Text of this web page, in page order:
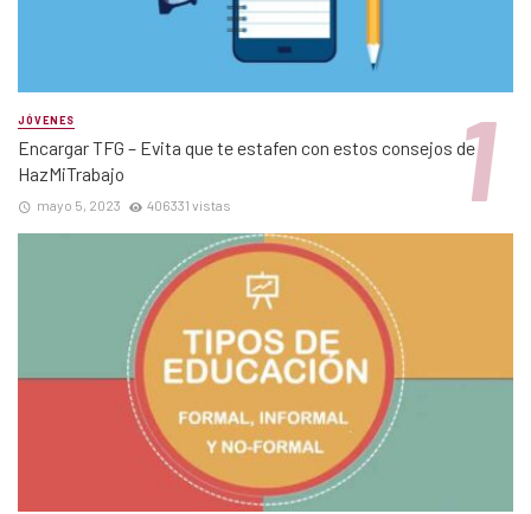
JÓVENES
Encargar TFG – Evita que te estafen con estos consejos de
HazMiTrabajo
mayo 5, 2023 406331 vistas